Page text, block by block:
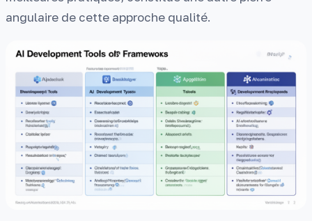
angulaire de cette approche qualité.